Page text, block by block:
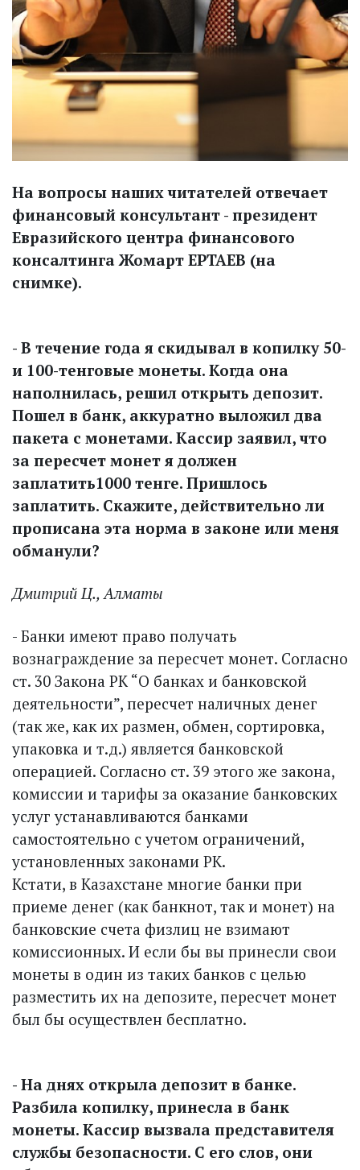
На вопросы наших читателей отвечает
финансовый консультант - президент
Евразийского центра финансового
консалтинга Жомарт ЕРТАЕВ (на
снимке).
- В течение года я скидывал в копилку 50-
и 100-тенговые монеты. Когда она
наполнилась, решил открыть депозит.
Пошел в банк, аккуратно выложил два
пакета с монетами. Кассир заявил, что
за пересчет монет я должен
заплатить1000 тенге. Пришлось
заплатить. Скажите, действительно ли
прописана эта норма в законе или меня
обманули?
Дмитрий Ц., Алматы
- Банки имеют право получать
вознаграждение за пересчет монет. Согласно
ст. 30 Закона РК “О банках и банковской
деятельности”, пересчет наличных денег
(так же, как их размен, обмен, сортировка,
упаковка и т.д.) является банковской
операцией. Согласно ст. 39 этого же закона,
комиссии и тарифы за оказание банковских
услуг устанавливаются банками
самостоятельно с учетом ограничений,
установленных законами РК.
Кстати, в Казахстане многие банки при
приеме денег (как банкнот, так и монет) на
банковские счета физлиц не взимают
комиссионных. И если бы вы принесли свои
монеты в один из таких банков с целью
разместить их на депозите, пересчет монет
был бы осуществлен бесплатно.
- На днях открыла депозит в банке.
Разбила копилку, принесла в банк
монеты. Кассир вызвала представителя
службы безопасности. С его слов, они